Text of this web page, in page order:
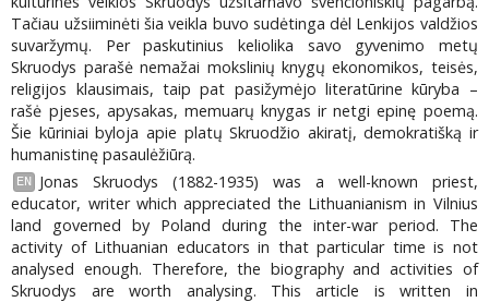
Tačiau užsiiminėti šia veikla buvo sudėtinga dėl Lenkijos valdžios
suvaržymų. Per paskutinius keliolika savo gyvenimo metų
Skruodys parašė nemažai mokslinių knygų ekonomikos, teisės,
religijos klausimais, taip pat pasižymėjo literatūrine kūryba –
rašė pjeses, apysakas, memuarų knygas ir netgi epinę poemą.
Šie kūriniai byloja apie platų Skruodžio akiratį, demokratišką ir
humanistinę pasaulėžiūrą.
EN
Jonas Skruodys (1882-1935) was a well-known priest,
educator, writer which appreciated the Lithuanianism in Vilnius
land governed by Poland during the inter-war period. The
activity of Lithuanian educators in that particular time is not
analysed enough. Therefore, the biography and activities of
Skruodys are worth analysing. This article is written in